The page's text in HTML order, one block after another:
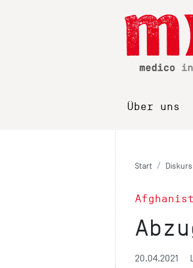
Über uns
Start Diskurs
20.04.2021